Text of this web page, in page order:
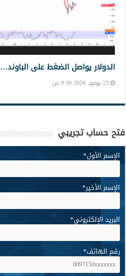
الدولار يواصل الضغط على الباوند… 23-6-2026
23 يونيو, 2026 9:39 ص
فتح حساب تجريبي
الإسم الأول*
الإسم الأخير*
البريد الإلكتروني*
رقم الهاتف*